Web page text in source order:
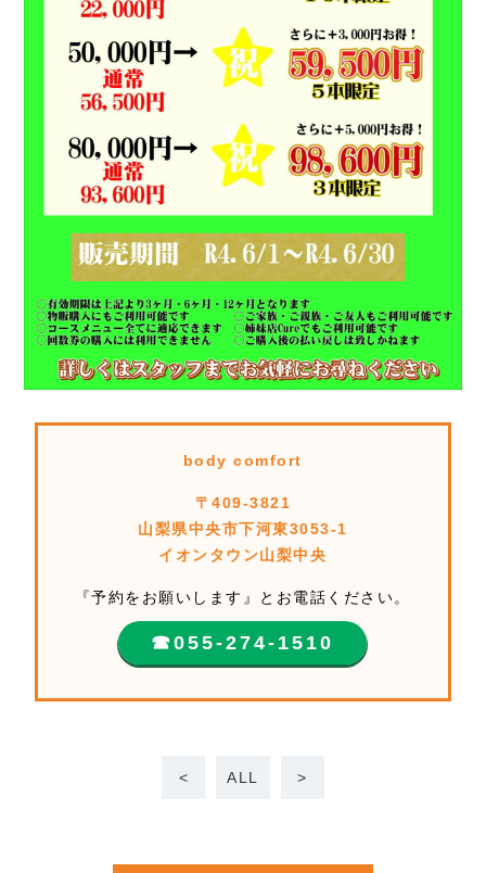
body comfort
〒409-3821
山梨県中央市下河東3053-1
イオンタウン山梨中央
『予約をお願いします』とお電話ください。
☎︎055-274-1510
< ALL >